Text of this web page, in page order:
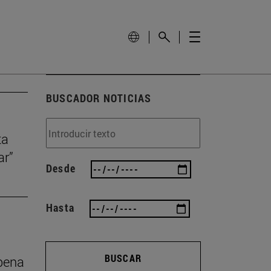
BUSCADOR NOTICIAS
Desde
Hasta
BUSCAR